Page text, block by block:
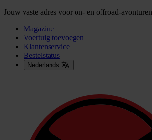
Jouw vaste adres voor on- en offroad-avonturen
Magazine
Voertuig toevoegen
Klantenservice
Bestelstatus
Nederlands